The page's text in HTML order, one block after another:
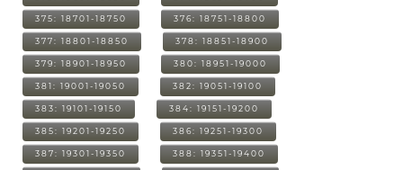
375: 18701-18750 376: 18751-18800
377: 18801-18850 378: 18851-18900
379: 18901-18950 380: 18951-19000
381: 19001-19050 382: 19051-19100
383: 19101-19150 384: 19151-19200
385: 19201-19250 386: 19251-19300
387: 19301-19350 388: 19351-19400